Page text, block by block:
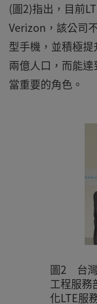
(圖2)指出，目前
Verizon，該公司
型手機，並積極
兩億人口，而能
當重要的角色。
圖2 台灣
工程服務
化LTE服